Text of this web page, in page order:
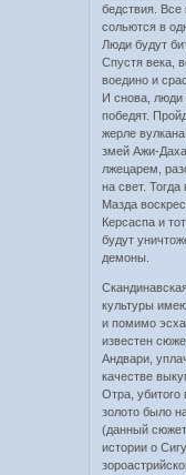
бедствия. Все
сольются в
Люди будут
Спустя века,
воедино и
И снова, люди
победят.
жерле
змей Ажи-
лжецарем,
на свет.
Мазда
Керсаспа и
будут
демоны.
культуры
и помимо
известен
Андвари,
качестве
Отра,
золото было
(данный
истории о